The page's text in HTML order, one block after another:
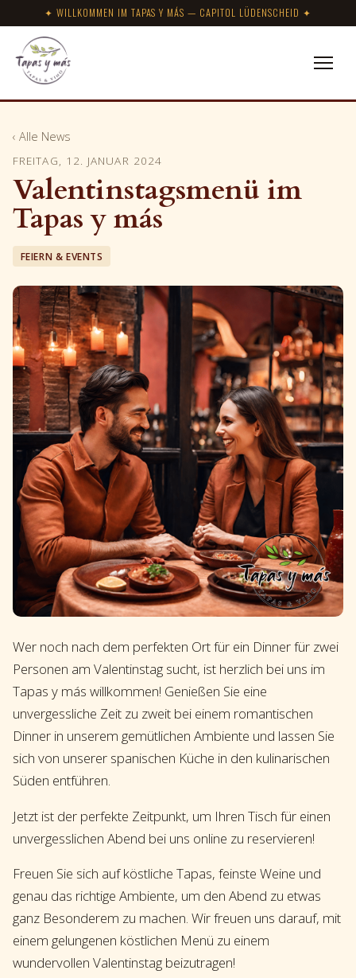
✦ WILLKOMMEN IM TAPAS Y MÁS — CAPITOL LÜDENSCHEID ✦
‹ Alle News
FREITAG, 12. JANUAR 2024
Valentinstagsmenü im
Tapas y más
FEIERN & EVENTS
Wer noch nach dem perfekten Ort für ein Dinner für zwei
Personen am Valentinstag sucht, ist herzlich bei uns im
Tapas y más willkommen! Genießen Sie eine
unvergessliche Zeit zu zweit bei einem romantischen
Dinner in unserem gemütlichen Ambiente und lassen Sie
sich von unserer spanischen Küche in den kulinarischen
Süden entführen.
Jetzt ist der perfekte Zeitpunkt, um Ihren Tisch für einen
unvergesslichen Abend bei uns online zu reservieren!
Freuen Sie sich auf köstliche Tapas, feinste Weine und
genau das richtige Ambiente, um den Abend zu etwas
ganz Besonderem zu machen. Wir freuen uns darauf, mit
einem gelungenen köstlichen Menü zu einem
wundervollen Valentinstag beizutragen!